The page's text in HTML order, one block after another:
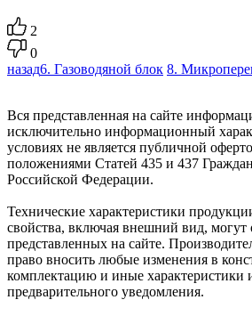
2
0
назад6. Газоводяной блок 8.
Вся представленная на сайте
исключительно информационный
условиях не является публичной
положениями Статей 435 и 437
Российской Федерации.
Технические характеристики
свойства, включая внешний вид, могут
представленных на сайте.
право вносить любые изменения в
комплектацию и иные характеристики
предварительного уведомления.